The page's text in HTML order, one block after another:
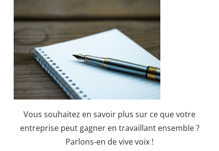
Vous souhaitez en savoir plus sur ce que votre
entreprise peut gagner en travaillant ensemble ?
Parlons-en de vive voix !